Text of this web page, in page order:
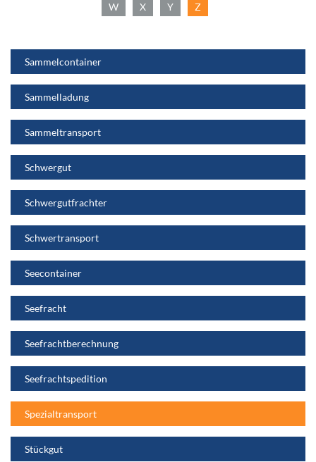
W
X Y Z
Sammelcontainer
Sammelladung
Sammeltransport
Schwergut
Schwergutfrachter
Schwertransport
Seecontainer
Seefracht
Seefrachtberechnung
Seefrachtspedition
Spezialtransport
Stückgut